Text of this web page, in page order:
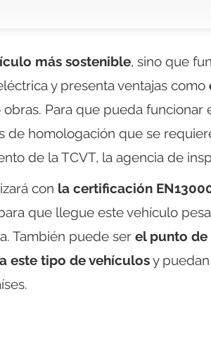
más sostenible, sino que
y presenta ventajas como
Para que pueda funcionar
de homologación que se
de la TCVT, la agencia de
con la certificación
que llegue este vehículo
También puede ser el punto de
este tipo de vehículosy